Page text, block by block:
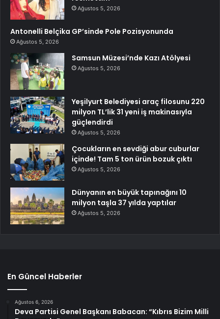
Ağustos 5, 2026
Antonelli Belçika GP’sinde Pole Pozisyonunda
Ağustos 5, 2026
Samsun Müzesi’nde Kazı Atölyesi
Ağustos 5, 2026
Yeşilyurt Belediyesi araç filosunu 220
milyon TL’lik 31 yeni iş makinasıyla
güçlendirdi
Ağustos 5, 2026
Çocukların en sevdiği abur cuburlar
içinde! Tam 5 ton ürün bozuk çıktı
Ağustos 5, 2026
Dünyanın en büyük tapınağını 10
milyon taşla 37 yılda yaptılar
Ağustos 5, 2026
En Güncel Haberler
Ağustos 6, 2026
Deva Partisi Genel Başkanı Babacan: “Kıbrıs Bizim Milli